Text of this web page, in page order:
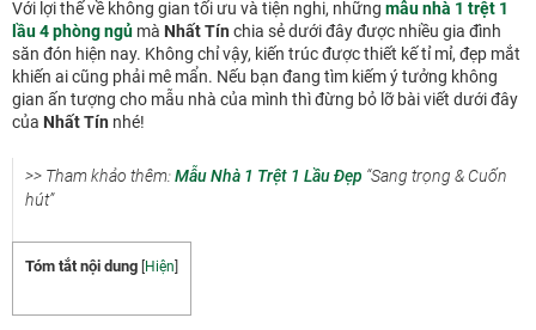
Với lợi thế về không gian tối ưu và tiện nghi, những mẫu nhà 1 trệt 1
lầu 4 phòng ngủ mà Nhất Tín chia sẻ dưới đây được nhiều gia đình
săn đón hiện nay. Không chỉ vậy, kiến trúc được thiết kế tỉ mỉ, đẹp mắt
khiến ai cũng phải mê mẩn. Nếu bạn đang tìm kiếm ý tưởng không
gian ấn tượng cho mẫu nhà của mình thì đừng bỏ lỡ bài viết dưới đây
của Nhất Tín nhé!
>> Tham khảo thêm:Mẫu Nhà 1 Trệt 1 Lầu Đẹp “Sang trọng & Cuốn
hút”
Tóm tắt nội dung Hiện